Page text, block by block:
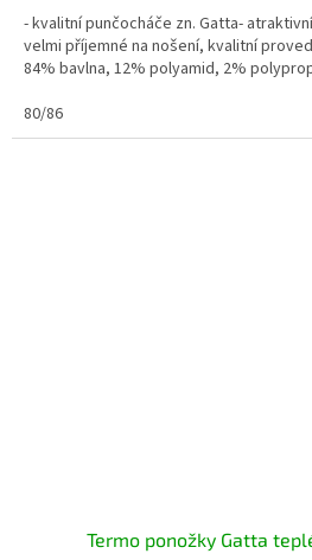
- kvalitní punčocháče zn. Gatta-
velmi příjemné na nošení, kvalitní
84% bavlna, 12% polyamid, 2%
80/86
Termo ponožky Gatta